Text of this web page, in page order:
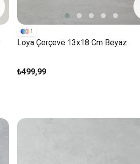
Loya Çerçeve 13x18 Cm Beyaz
₺499,99
1